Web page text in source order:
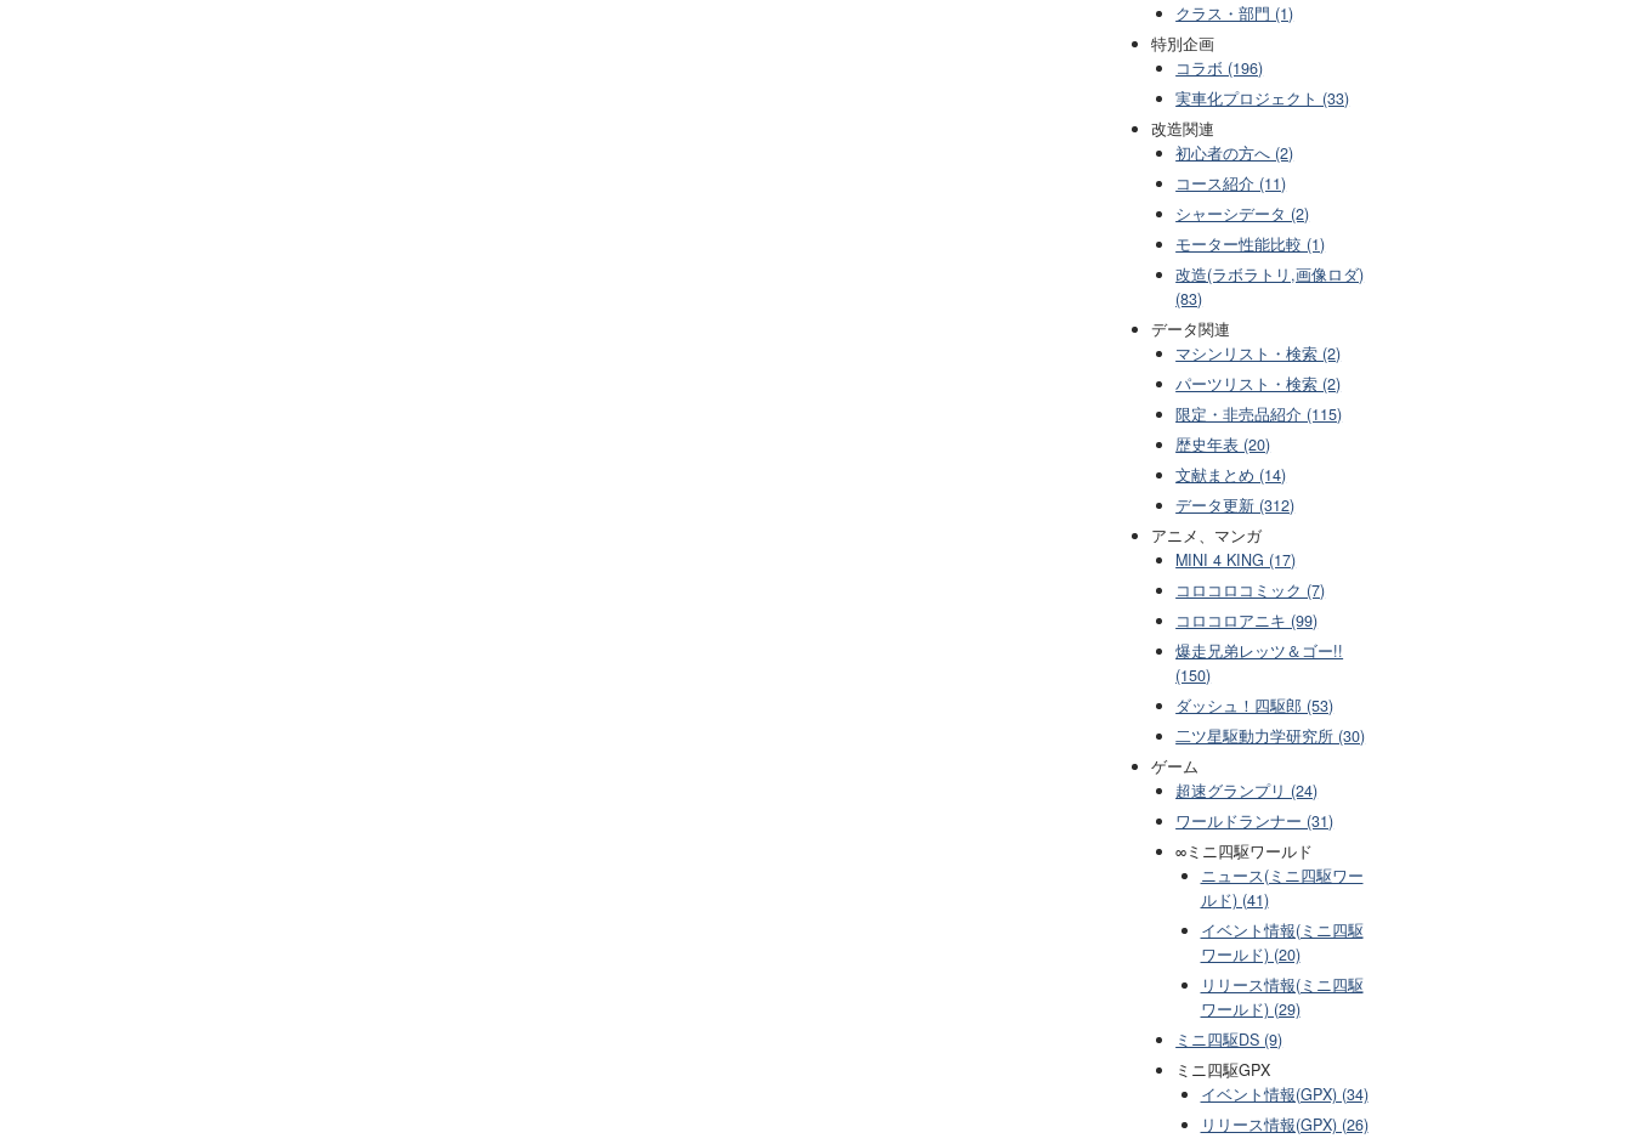
クラス・部門 (1)
特別企画
コラボ (196)
実車化プロジェクト (33)
改造関連
初心者の方へ (2)
コース紹介 (11)
シャーシデータ (2)
モーター性能比較 (1)
改造(ラボラトリ,画像ロダ)
(83)
データ関連
マシンリスト・検索 (2)
パーツリスト・検索 (2)
限定・非売品紹介 (115)
歴史年表 (20)
文献まとめ (14)
データ更新 (312)
アニメ、マンガ
MINI 4 KING (17)
コロコロコミック (7)
コロコロアニキ (99)
爆走兄弟レッツ＆ゴー!!
(150)
ダッシュ！四駆郎 (53)
二ツ星駆動力学研究所 (30)
ゲーム
超速グランプリ (24)
ワールドランナー (31)
∞ミニ四駆ワールド
ニュース(ミニ四駆ワー
ルド) (41)
イベント情報(ミニ四駆
ワールド) (20)
リリース情報(ミニ四駆
ワールド) (29)
ミニ四駆DS (9)
ミニ四駆GPX
イベント情報(GPX) (34)
リリース情報(GPX) (26)